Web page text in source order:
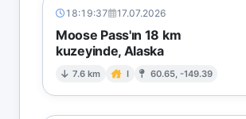
18:19:37 17.07.2026
Moose Pass'ın 18 km
kuzeyinde, Alaska
7.6 km I 60.65, -149.39